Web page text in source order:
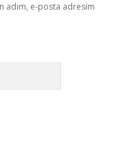
adım, e-posta adresim